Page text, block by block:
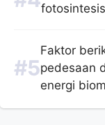
Faktor
pedesaan
energi